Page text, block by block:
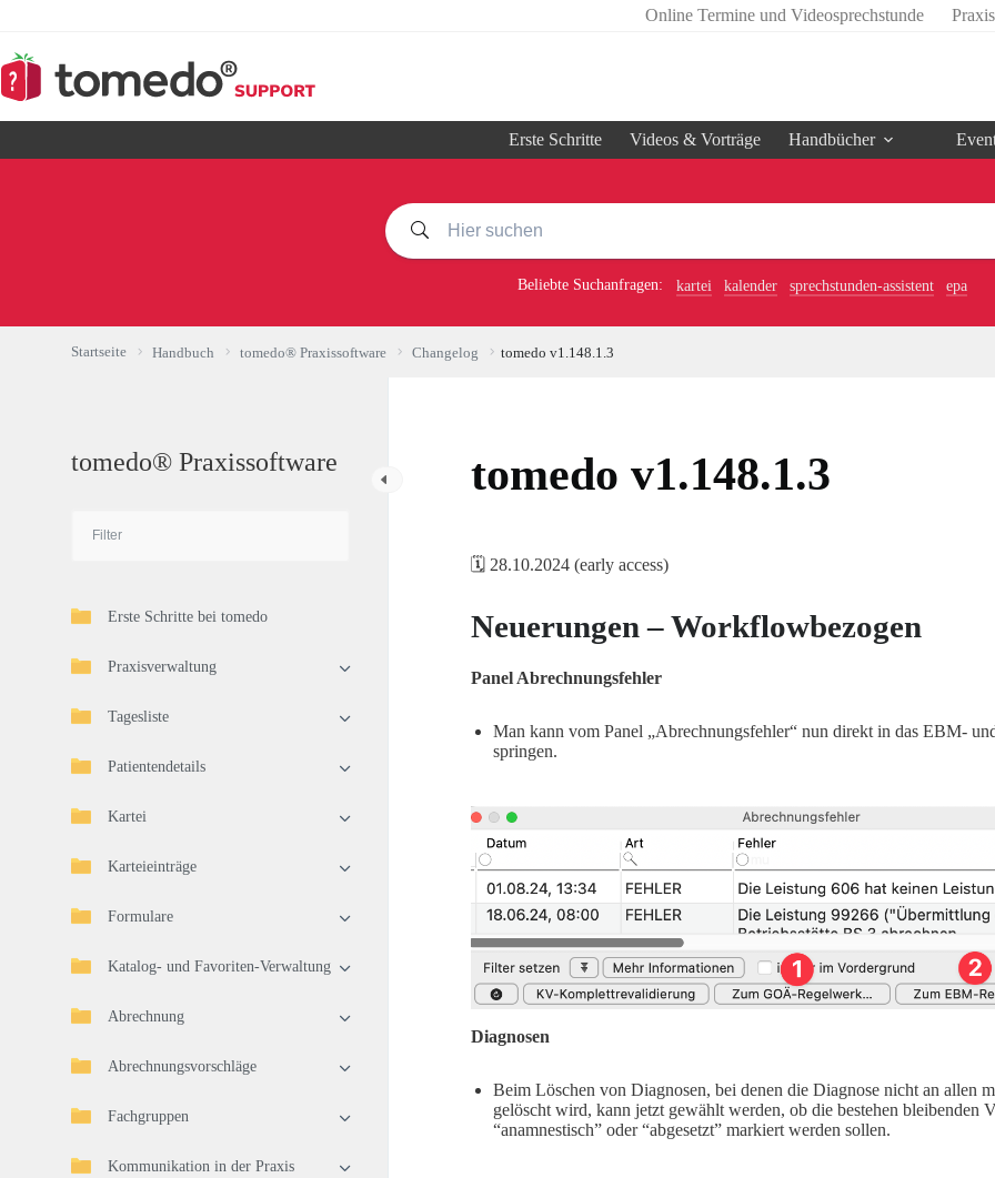
springen
Online Termine und Videosprechstunde
Erste Schritte Videos & Vorträge Handbücher
Beliebte Suchanfragen: kartei kalender sprechstunden-assistent epa
Startseite Handbuch tomedo® Praxissoftware Changelog tomedo v1.148.1.3
tomedo® Praxissoftware
Erste Schritte bei tomedo
Praxisverwaltung
Tagesliste
Patientendetails
Kartei
Karteieinträge
Formulare
Katalog- und Favoriten-Verwaltung
Abrechnung
Abrechnungsvorschläge
Fachgruppen
Kommunikation in der Praxis
tomedo v1.148.1.3
🗓️ 28.10.2024 (early access)
Neuerungen – Workflowbezogen
Panel Abrechnungsfehler
Man kann vom Panel „Abrechnungsfehler“ nun direkt in das EBM-
springen.
Diagnosen
Beim Löschen von Diagnosen, bei denen die Diagnose nicht an allen
gelöscht wird, kann jetzt gewählt werden, ob die bestehen bleibenden
“anamnestisch” oder “abgesetzt” markiert werden sollen.